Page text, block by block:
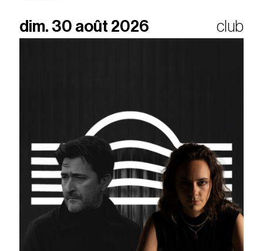
dim. 30 août 2026 club